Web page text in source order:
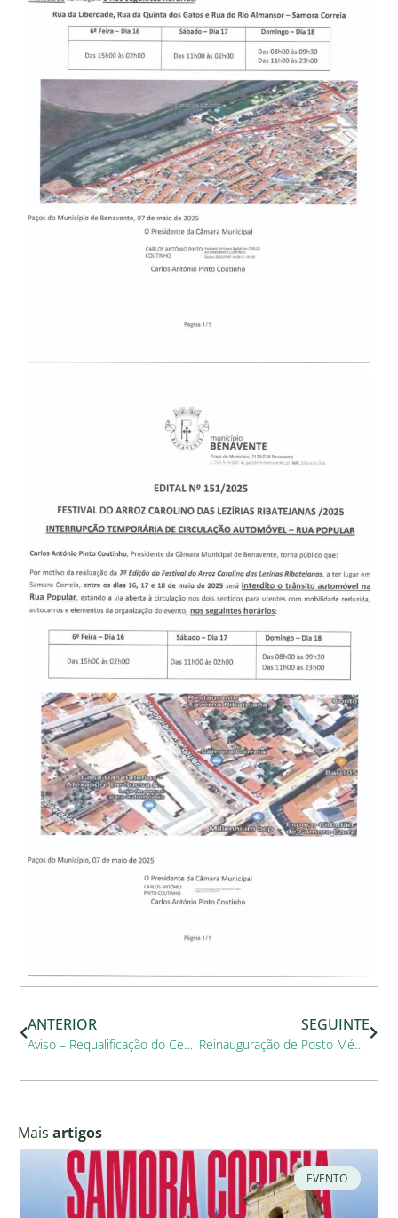
ANTERIOR
Aviso – Requalificação do Centro de Saúde de Benavente
SEGUINTE
Reinauguração de Posto Médico de Foros da Charneca com a presença da população
Mais artigos
EVENTO